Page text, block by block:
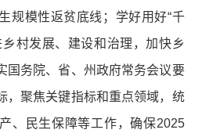
规模性返贫底线；学好用好“千
村发展、建设和治理，加快乡
国务院、省、州政府常务会议要
，聚焦关键指标和重点领域，统
、民生保障等工作，确保2025